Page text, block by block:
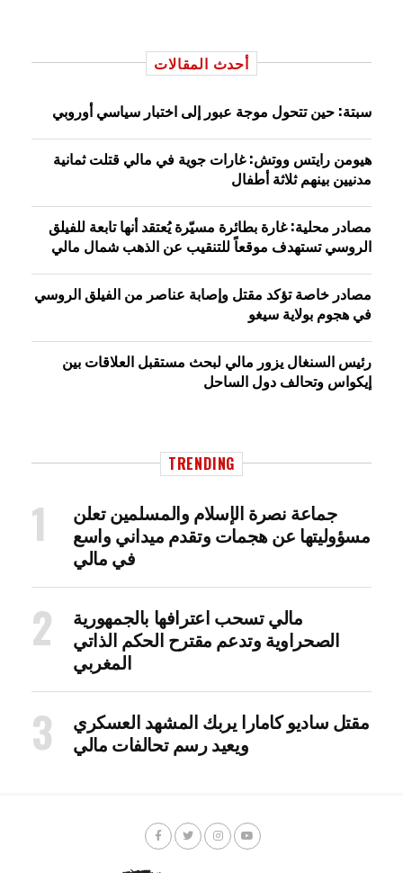
أحدث المقالات
سبتة: حين تتحول موجة عبور إلى اختبار سياسي أوروبي
هيومن رايتس ووتش: غارات جوية في مالي قتلت ثمانية
مدنيين بينهم ثلاثة أطفال
مصادر محلية: غارة بطائرة مسيّرة يُعتقد أنها تابعة للفيلق
الروسي تستهدف موقعاً للتنقيب عن الذهب شمال مالي
مصادر خاصة تؤكد مقتل وإصابة عناصر من الفيلق الروسي
في هجوم بولاية سيغو
رئيس السنغال يزور مالي لبحث مستقبل العلاقات بين
إيكواس وتحالف دول الساحل
TRENDING
جماعة نصرة الإسلام والمسلمين تعلن
مسؤوليتها عن هجمات وتقدم ميداني واسع
في مالي
مالي تسحب اعترافها بالجمهورية
الصحراوية وتدعم مقترح الحكم الذاتي
المغربي
مقتل ساديو كامارا يربك المشهد العسكري
ويعيد رسم تحالفات مالي